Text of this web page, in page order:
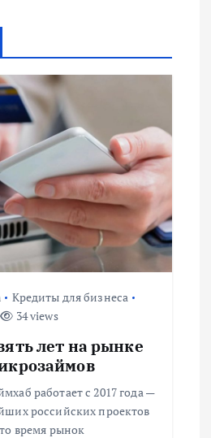
Кредиты для бизнеса
34 views
лет на рынке
работает с 2017 года —
российских проектов
время рынок